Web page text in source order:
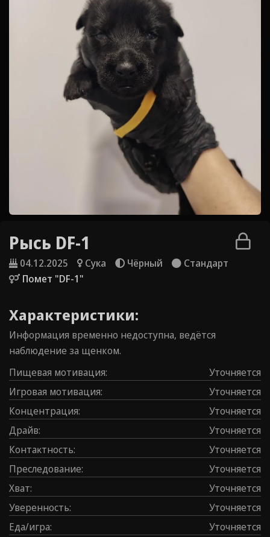
Рысь DF-1
04.12.2025 Сука Чёрный
Стандарт
Помет "DF-1"
Характеристики:
Информация временно недоступна, ведётся
наблюдение за щенком.
Пищевая мотивация:
Уточняется
Игровая мотивация:
Уточняется
Концентрация:
Уточняется
Драйв:
Уточняется
Контаĸтность:
Уточняется
Преследование:
Уточняется
Хват:
Уточняется
Уверенность:
Уточняется
Еда/игра: Уточняется